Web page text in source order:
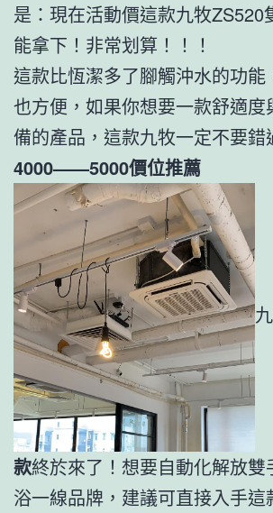
是：現在活動價這款九牧ZS520
能拿下！非常划算！！！
這款比恆潔多了腳觸沖水的功
也方便，如果你想要一款舒適度
備的產品，這款九牧一定不要錯
4000——5000價位推薦
款終於來了！想要自動化解放
浴一線品牌，建議可直接入手